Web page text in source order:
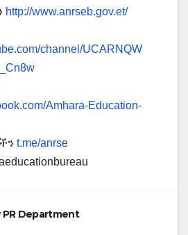
http://www.anrseb.gov.et/
channel/UCARNQW
Amhara-Education-
t.me/anrse
PR Department